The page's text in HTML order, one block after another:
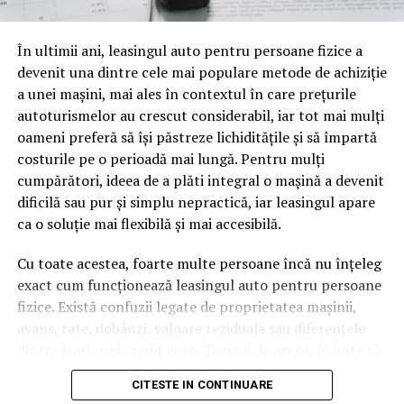
oamenii cu adevărat. Dacă transcrierea ajunge pe o
cuvinte tematice, scrise exact în limbajul în care se
caută.
Apoi vine partea de comportament. O pagină pe care
vizitatorii stau zece, cincisprezece minute ca să
urmărească replay-ul trimite un semnal greu de ignorat.
Google nu îți măsoară direct satisfacția, însă timpul
petrecut, scrollul și revenirile spun ceva despre cât de
util e materialul.
Și mai e ceva ce se uită ușor. Un webinar reușit atrage
linkuri aproape de la sine. Cineva îl menționează într-un
newsletter, altcineva îl citează într-un articol, un
partener îl trimite în comunitatea lui. Fiecare astfel de
tău, iar autoritatea e moneda forte în SEO.
În ultimii ani, leasingul auto pentru persoane fizice a
devenit una dintre cele mai populare metode de achiziție
a unei mașini, mai ales în contextul în care prețurile
autoturismelor au crescut considerabil, iar tot mai mulți
oameni preferă să își păstreze lichiditățile și să împartă
costurile pe o perioadă mai lungă. Pentru mulți
cumpărători, ideea de a plăti integral o mașină a devenit
dificilă sau pur și simplu nepractică, iar leasingul apare
ca o soluție mai flexibilă și mai accesibilă.
Cu toate acestea, foarte multe persoane încă nu înțeleg
exact cum funcționează leasingul auto pentru persoane
fizice. Există confuzii legate de proprietatea mașinii,
avans, rate, dobânzi, valoare reziduală sau diferențele
semnezi orice contract, este important să înțelegi clar
mecanismul acestui tip de finanțare și să știi la ce să fii
CITESTE IN CONTINUARE